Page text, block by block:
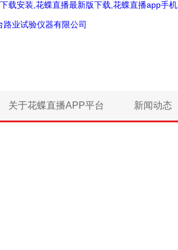
载安装,花蝶直播最新版下载,花蝶直播app手机
关于花蝶直播APP平台 新闻动态